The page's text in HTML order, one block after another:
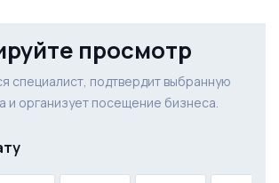
просмотр
специалист, подтвердит выбранную
и организует посещение бизнеса.